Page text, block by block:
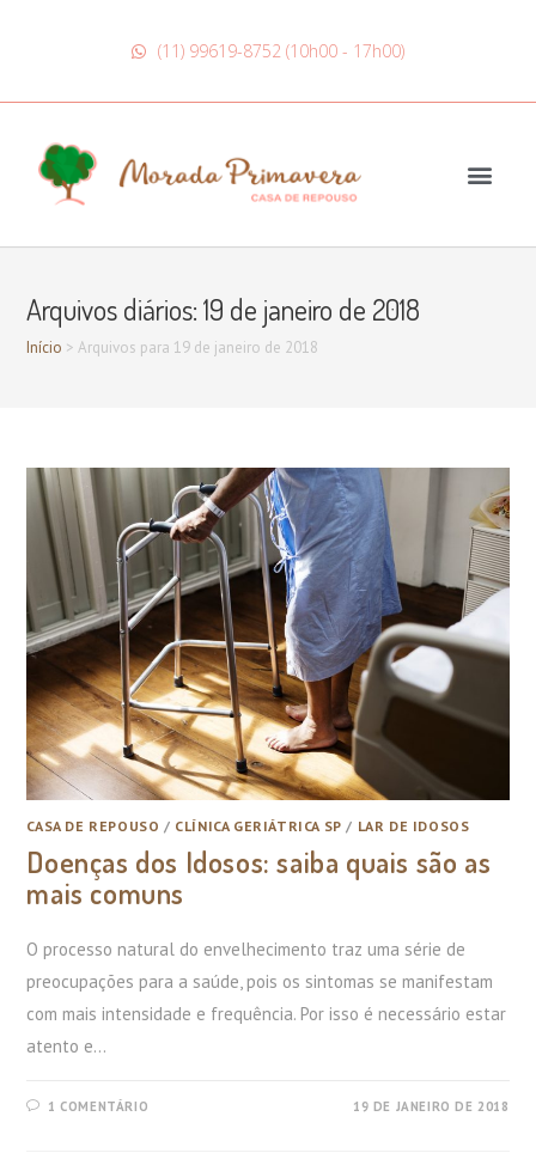
(11) 99619-8752 (10h00 - 17h00)
Arquivos diários: 19 de janeiro de 2018
Início >Arquivos para 19 de janeiro de 2018
CASA DE REPOUSO / CLÍNICA GERIÁTRICA SP / LAR DE IDOSOS
Doenças dos Idosos: saiba quais são as
mais comuns
O processo natural do envelhecimento traz uma série de
preocupações para a saúde, pois os sintomas se manifestam
com mais intensidade e frequência. Por isso é necessário estar
atento e…
1 COMENTÁRIO 19 DE JANEIRO DE 2018